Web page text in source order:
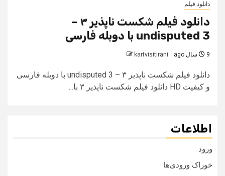
دانلود فیلم
دانلود فیلم شکست ناپذیر ۳ –
undisputed 3 با دوبله فارسی
9 سال ago kartvisitirani
دانلود فیلم شکست ناپذیر ۳ – undisputed 3 با دوبله فارسی
و کیفیت HD دانلود فیلم شکست ناپذیر ۳ با...
اطلاعات
ورود
خوراک ورودی‌ها